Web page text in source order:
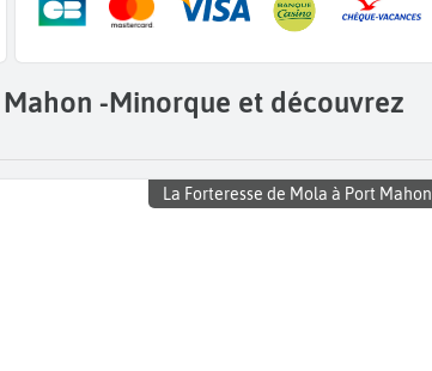
-Minorque et découvrez
La Forteresse de Mola à Port Mahon